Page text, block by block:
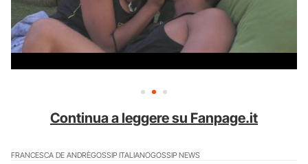
Continua a leggere su Fanpage.it
FRANCESCA DE ANDRÈGOSSIP ITALIANOGOSSIP NEWS